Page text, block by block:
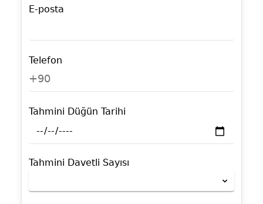
E-posta
Telefon
+90
Tahmini Düğün Tarihi
Tahmini Davetli Sayısı